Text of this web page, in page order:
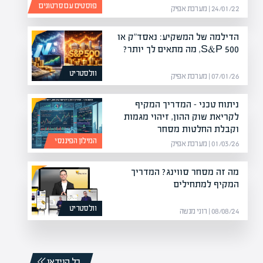
פוסטים עם סרטונים 24/01/22 | מערכת אפיק
וולסטריט
הדילמה של המשקיע: נאסד"ק או
S&P 500, מה מתאים לך יותר?
07/01/26 | מערכת אפיק
המילון הפיננסי
ניתוח טכני – המדריך המקיף
לקריאת שוק ההון, זיהוי מגמות
וקבלת החלטות מסחר
01/03/26 | מערכת אפיק
וולסטריט
מה זה מסחר סווינג? המדריך
המקיף למתחילים
08/08/24 | רוני מנשה